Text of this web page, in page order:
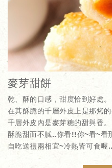
麥芽甜餅
乾、酥的口感，甜度恰到好處。
在其酥脆的千層外皮上是那烤的
千層外皮內是麥芽糖的甜與香。
酥脆甜而不膩..你看!!你~看~看
自吃送禮兩相宜~冷熱皆可食